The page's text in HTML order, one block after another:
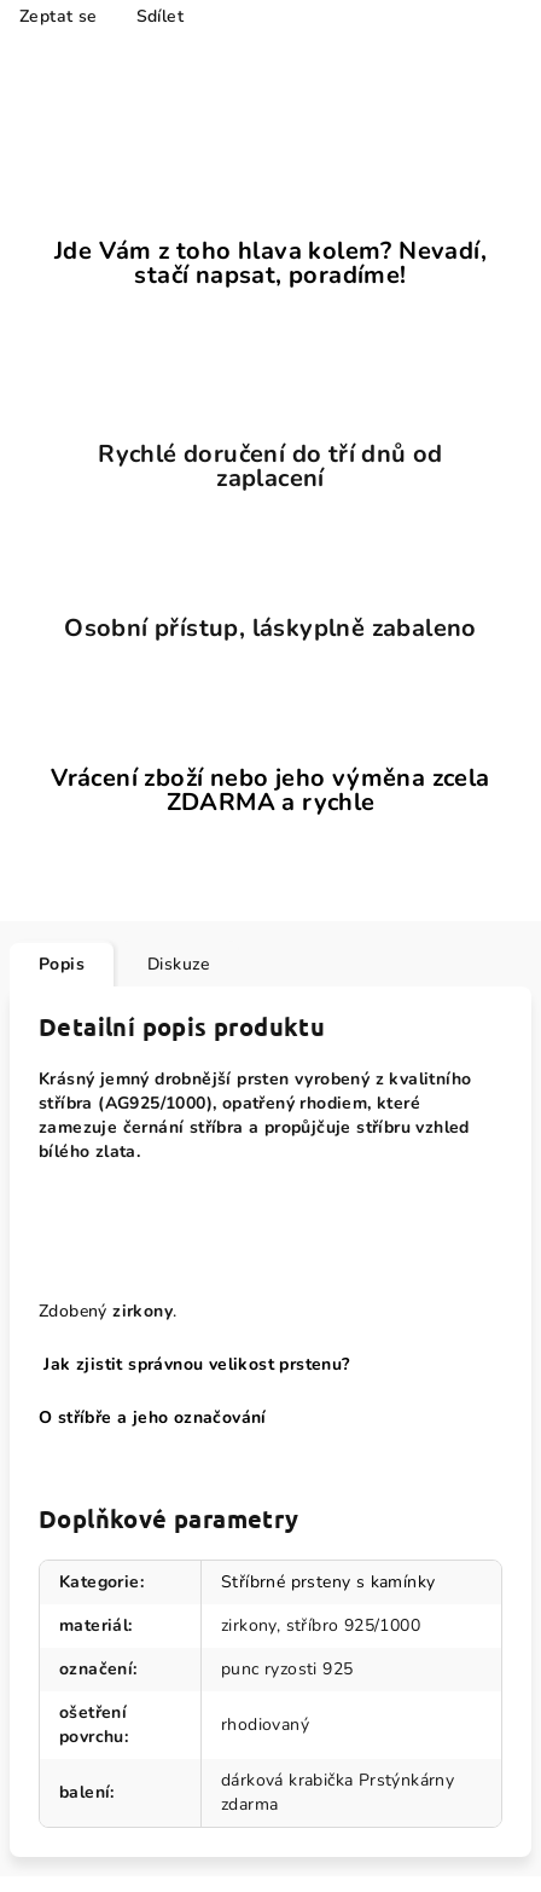
Zeptat se Sdílet
Jde Vám z toho hlava kolem? Nevadí,
stačí napsat, poradíme!
Rychlé doručení do tří dnů od
zaplacení
Osobní přístup, láskyplně zabaleno
Vrácení zboží nebo jeho výměna zcela
ZDARMA a rychle
Popis Diskuze
Detailní popis produktu
Krásný jemný drobnější prsten vyrobený z kvalitního
stříbra (AG925/1000), opatřený rhodiem, které
zamezuje černání stříbra a propůjčuje stříbru vzhled
bílého zlata.
Zdobenýzirkony.
Jak zjistit správnou velikost prstenu?
O stříbře a jeho označování
Doplňkové parametry
Kategorie:
Stříbrné prsteny s kamínky
materiál:
zirkony, stříbro 925/1000
označení:
punc ryzosti 925
ošetření
povrchu:
rhodiovaný
balení:
dárková krabička Prstýnkárny
zdarma